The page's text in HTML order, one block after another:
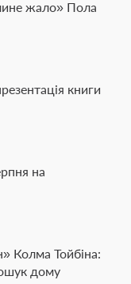
жало» Пола
книги
на
Колма Тойбіна:
дому